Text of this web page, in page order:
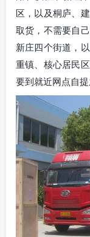
区，以及桐庐、
取货，不需要自
新庄四个街道，
重镇、核心居民
要到就近网点自